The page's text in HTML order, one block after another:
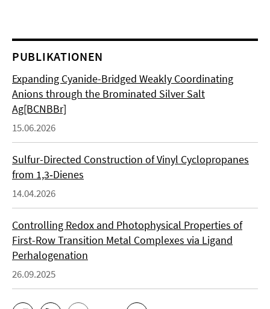
PUBLIKATIONEN
Expanding Cyanide-Bridged Weakly Coordinating
Anions through the Brominated Silver Salt
Ag[BCNBBr]
15.06.2026
Sulfur-Directed Construction of Vinyl Cyclopropanes
from 1,3‑Dienes
14.04.2026
Controlling Redox and Photophysical Properties of
First-Row Transition Metal Complexes via Ligand
Perhalogenation
26.09.2025